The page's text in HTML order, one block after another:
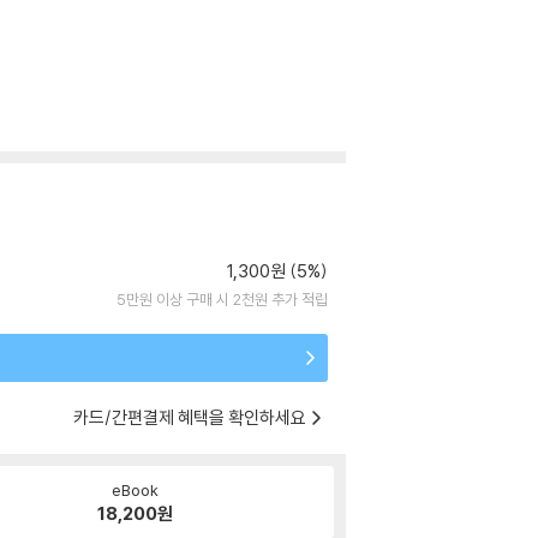
1,300원 (5%)
5만원 이상 구매 시 2천원 추가 적립
카드/간편결제 혜택을 확인하세요
eBook
18,200원